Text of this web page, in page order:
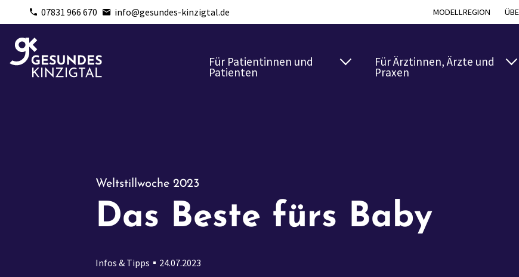
07831 966 670 info@gesundes-kinzigtal.de MODELLREGION
Für Patientinnen und
Patienten
Für Ärztinnen, Ärzte und
Praxen
Weltstillwoche 2023
Das Beste fürs Baby
Infos & Tipps 24.07.2023